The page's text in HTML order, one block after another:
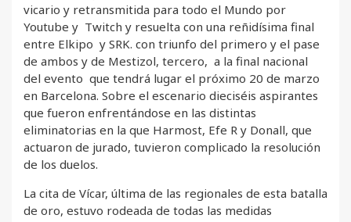
vicario y retransmitida para todo el Mundo por
Youtube y Twitch y resuelta con una reñidísima final
entre Elkipo y SRK. con triunfo del primero y el pase
de ambos y de Mestizol, tercero, a la final nacional
del evento que tendrá lugar el próximo 20 de marzo
en Barcelona. Sobre el escenario dieciséis aspirantes
que fueron enfrentándose en las distintas
eliminatorias en la que Harmost, Efe R y Donall, que
actuaron de jurado, tuvieron complicado la resolución
de los duelos.
La cita de Vícar, última de las regionales de esta batalla
de oro, estuvo rodeada de todas las medidas